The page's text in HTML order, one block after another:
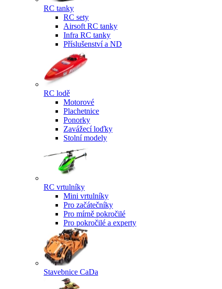
RC tanky
RC sety
Airsoft RC tanky
Infra RC tanky
Příslušenství a ND
RC lodě
Motorové
Plachetnice
Ponorky
Zavážecí loďky
Stolní modely
RC vrtulníky
Mini vrtulníky
Pro začátečníky
Pro mírně pokročilé
Pro pokročilé a experty
Stavebnice CaDa